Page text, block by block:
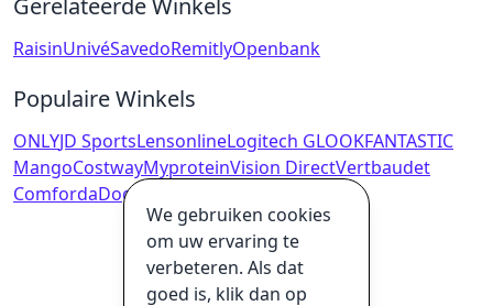
Gerelateerde Winkels
RaisinUnivéSavedoRemitlyOpenbank
Populaire Winkels
ONLYJD SportsLensonlineLogitech GLOOKFANTASTIC
MangoCostwayMyproteinVision DirectVertbaudet
ComfordaDoggi
We gebruiken cookies
om uw ervaring te
verbeteren. Als dat
goed is, klik dan op